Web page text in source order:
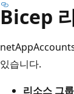
Bicep
있습니다.
리소스 그룹